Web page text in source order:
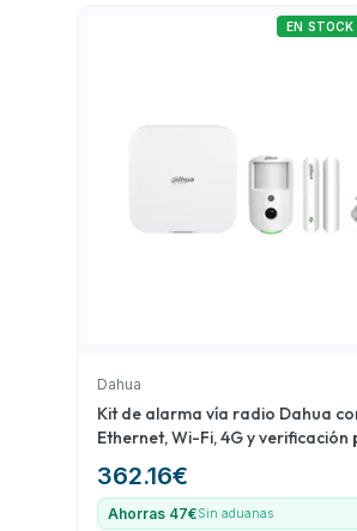
conectividad. El Kit AXHub
sistema con un buen
asequibles sin sacrificar
para transmisiones de
opciones al mejorar las
seguridad, asegurando que
pesar de que todos tienen
basándome en las
Dahua
Kit de alarma vía radio Dahua
Ethernet, Wi-Fi, 4G y verificación
362.16€
EN
Ahorras 47€Sin aduanas